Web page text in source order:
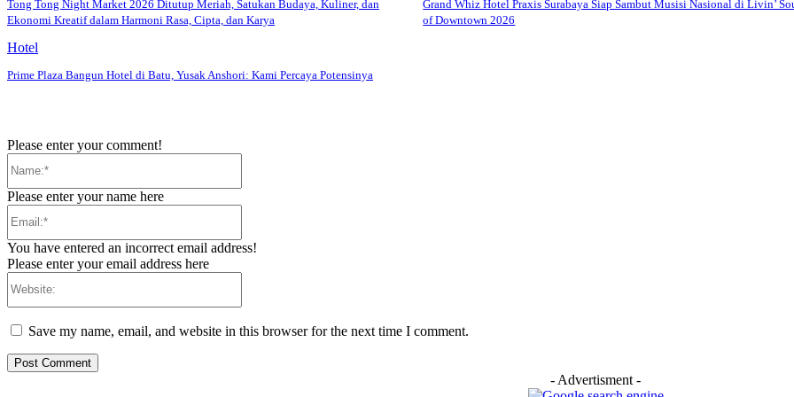
Tong Tong Night Market 2026 Ditutup Meriah, Satukan Budaya, Kuliner, dan
Ekonomi Kreatif dalam Harmoni Rasa, Cipta, dan Karya
Grand Whiz Hotel Praxis Surabaya Siap Sambut Musisi Nasional di Livin’
of Downtown 2026
Hotel
Prime Plaza Bangun Hotel di Batu, Yusak Anshori: Kami Percaya Potensinya
Please enter your comment!
Please enter your name here
You have entered an incorrect email address!
Please enter your email address here
Save my name, email, and website in this browser for the next time I comment.
- Advertisment -